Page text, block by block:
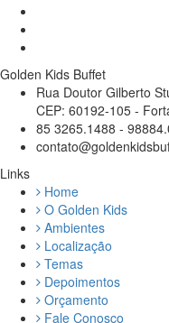
Golden Kids Buffet
Rua Doutor Gilberto
CEP: 60192-105 -
85 3265.1488 -
Links
Home
O Golden Kids
Ambientes
Localização
Temas
Depoimentos
Orçamento
Fale Conosco